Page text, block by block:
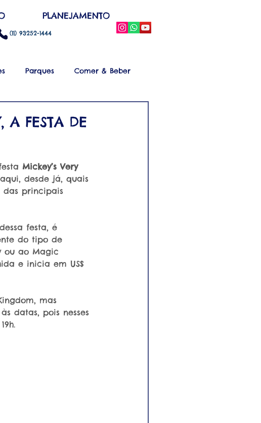
(11) 93252-1444
PLANEJAMENTO
Parques Comer & Beber
A FESTA DE
Mickey’s Very
desde já, quais
das principais
festa, é
do tipo de
ou ao Magic
e inicia em US$
mas
datas, pois nesses